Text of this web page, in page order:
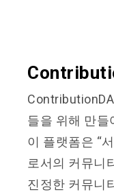
들을 위해 만들
이 플랫폼은 “
로서의 커뮤니
진정한 커뮤니